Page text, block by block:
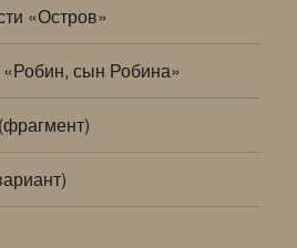
«Остров»
сын Робина»